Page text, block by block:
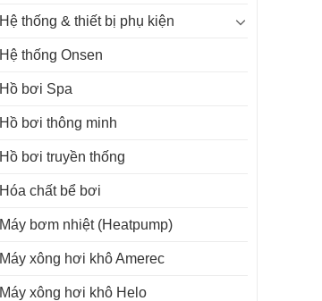
Hệ thống & thiết bị phụ kiện
Hệ thống Onsen
Hồ bơi Spa
Hồ bơi thông minh
Hồ bơi truyền thống
Hóa chất bể bơi
Máy bơm nhiệt (Heatpump)
Máy xông hơi khô Amerec
Máy xông hơi khô Helo